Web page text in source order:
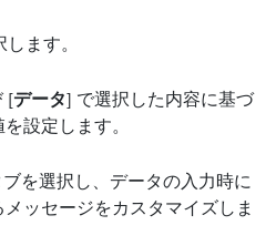
ます。
[データ] で選択した内容に基づ
設定します。
を選択し、データの入力時に
ッセージをカスタマイズしま